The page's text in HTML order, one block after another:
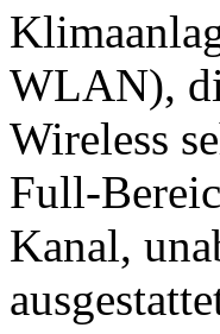
WLAN),
Wireless
Full-
Kanal,